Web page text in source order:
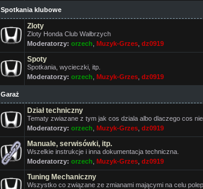
Spotkania klubowe
Zloty
Zloty Honda Club Wałbrzych
Moderatorzy: orzech Muzyk-Grzes dz0919
Spoty
Spotkania, wycieczki, itp.
Moderatorzy: orzech Muzyk-Grzes dz0919
Garaż
Dział techniczny
Tematy zwiazane z tym jak cos dziala albo dlaczego cos nie
Moderatorzy: orzech Muzyk-Grzes dz0919
Manuale, serwisówki, itp.
Wszelkie instrukcje i inna dokumentacja techniczna.
Moderatorzy: orzech Muzyk-Grzes dz0919
Tuning Mechaniczny
Wszystko co związane ze zmianami mającymi na celu